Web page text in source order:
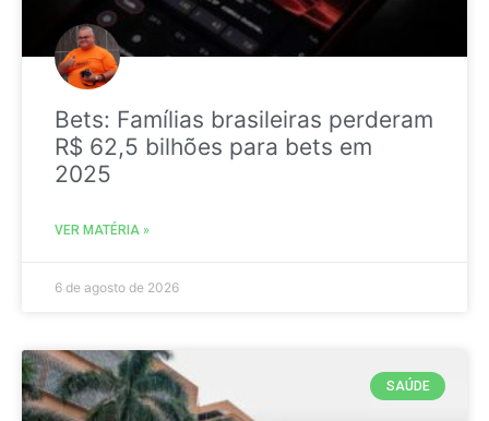
Bets: Famílias brasileiras perderam
R$ 62,5 bilhões para bets em
2025
VER MATÉRIA »
6 de agosto de 2026
SAÚDE